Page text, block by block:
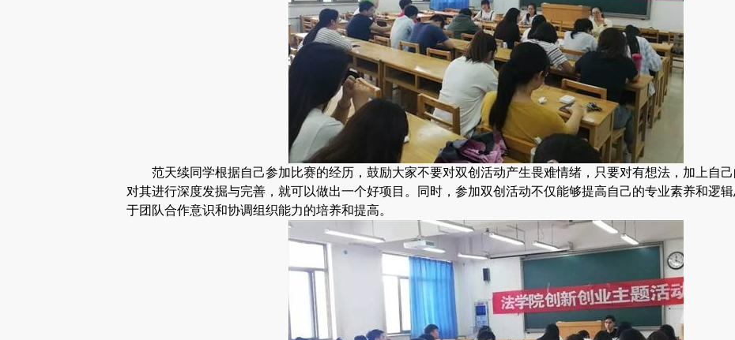
范天续同学根据自己参加比赛的经历，鼓励大家不要对双创活动产生畏难情绪，只要对有想法，加上自
对其进行深度发掘与完善，就可以做出一个好项目。同时，参加双创活动不仅能够提高自己的专业素养和逻
于团队合作意识和协调组织能力的培养和提高。